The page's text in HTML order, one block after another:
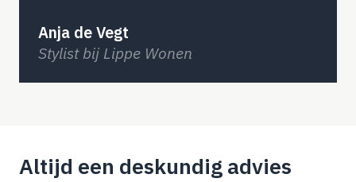
Anja de Vegt
Stylist bij Lippe Wonen
Altijd een deskundig advies